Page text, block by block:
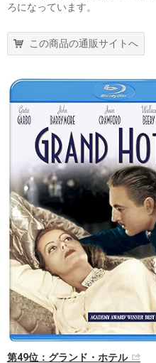
ろになっています。
この商品の通販サイトへ
第49位：グランド・ホテル